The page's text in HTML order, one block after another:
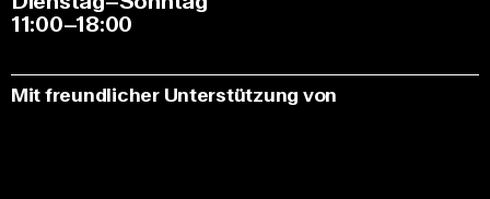
11:00–18:00
Mit freundlicher Unterstützung von